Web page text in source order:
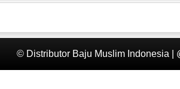
© Distributor Baju Muslim Indonesia |